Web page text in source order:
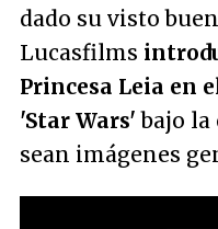
dado su visto
Lucasfilms
Princesa Leia en
'Star Wars' bajo la
sean imágenes